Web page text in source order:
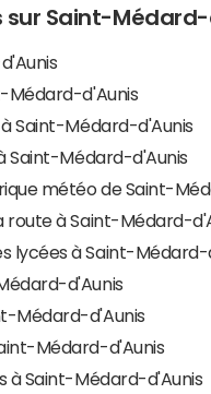
sur Saint-
Médard-d'Aunis
Saint-Médard-d'Aunis
Saint-Médard-d'Aunis
météo de Saint-
route à Saint-Médard-
lycées à Saint-Médard-
d'Aunis
Médard-d'Aunis
Médard-d'Aunis
à Saint-Médard-d'Aunis